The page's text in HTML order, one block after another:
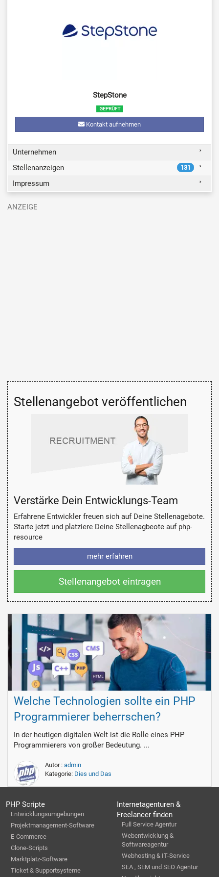
StepStone
Kontakt aufnehmen
Unternehmen
Stellenanzeigen
131
Impressum
Stellenangebot veröffentlichen
Verstärke Dein Entwicklungs-Team
Erfahrene Entwickler freuen sich auf Deine Stellenagebote.
Starte jetzt und platziere Deine Stellenagbeote auf php-
resource
mehr erfahren
Stellenangebot eintragen
Welche Technologien sollte ein PHP
Programmierer beherrschen?
In der heutigen digitalen Welt ist die Rolle eines PHP
Programmierers von großer Bedeutung. ...
Autor : admin
Kategorie: Dies und Das
PHP Scripte
Entwicklungsumgebungen
Projektmanagement-Software
E-Commerce
Clone-Scripts
Marktplatz-Software
Ticket & Supportsysteme
Internetagenturen &
Freelancer finden
Full Service Agentur
Webentwicklung &
Softwareagentur
Webhosting & IT-Service
SEA , SEM und SEO Agentur